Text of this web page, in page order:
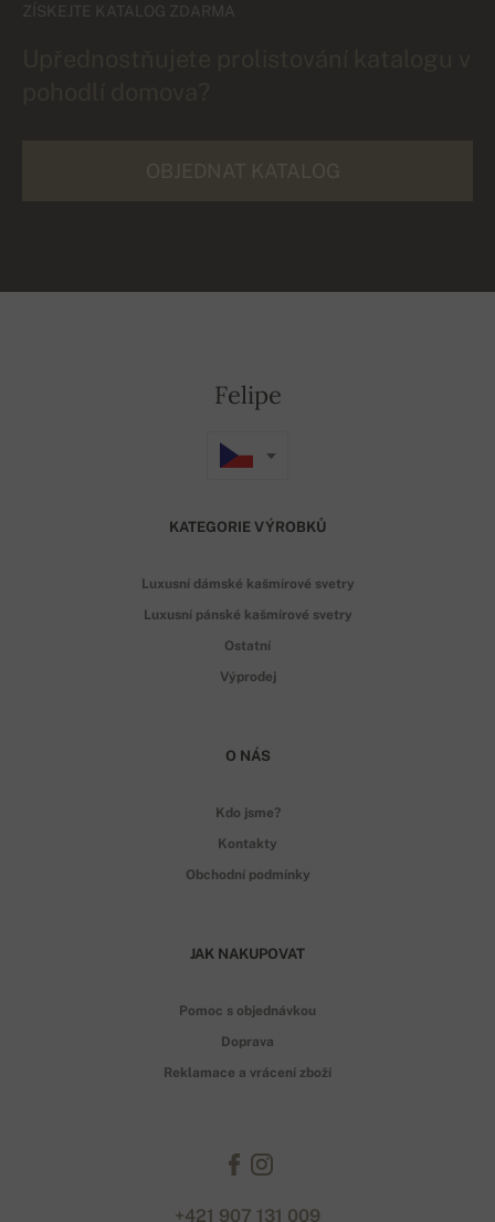
ZÍSKEJTE KATALOG ZDARMA
Felipe
KATEGORIE VÝROBKŮ
Luxusní dámské kašmírové svetry
Luxusní pánské kašmírové svetry
Ostatní
Výprodej
O NÁS
Kdo jsme?
Kontakty
Obchodní podmínky
JAK NAKUPOVAT
Pomoc s objednávkou
Doprava
Reklamace a vrácení zboží
+421 907 131 009